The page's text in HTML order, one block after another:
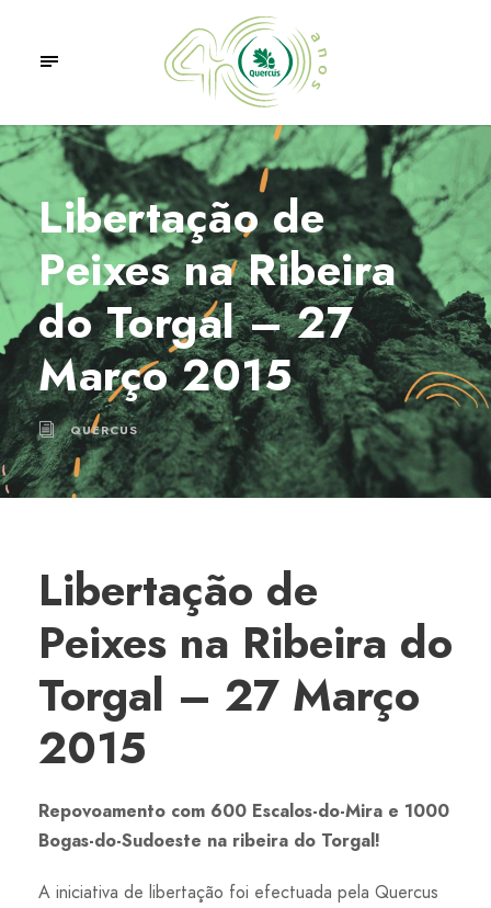
Libertação de
Peixes na Ribeira
do Torgal – 27
Março 2015
QUERCUS
Libertação de
Peixes na Ribeira do
Torgal – 27 Março
2015
Repovoamento com 600 Escalos-do-Mira e 1000
Bogas-do-Sudoeste na ribeira do Torgal!
A iniciativa de libertação foi efectuada pela Quercus